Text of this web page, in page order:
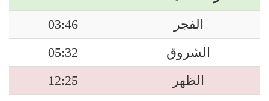
الفجر
03:46
الشروق
05:32
الظهر
12:25